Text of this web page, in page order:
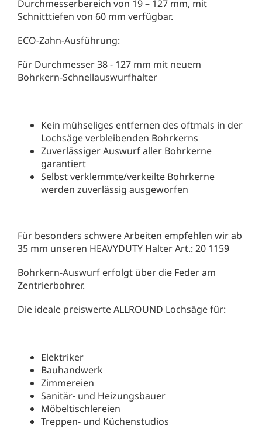
Durchmesserbereich von 19 – 127 mm, mit
Schnitttiefen von 60 mm verfügbar.
ECO-Zahn-Ausführung:
Für Durchmesser 38 - 127 mm mit neuem
Bohrkern-Schnellauswurfhalter
Kein mühseliges entfernen des oftmals in der
Lochsäge verbleibenden Bohrkerns
Zuverlässiger Auswurf aller Bohrkerne
garantiert
Selbst verklemmte/verkeilte Bohrkerne
werden zuverlässig ausgeworfen
Für besonders schwere Arbeiten empfehlen wir ab
35 mm unseren HEAVYDUTY Halter Art.: 20 1159
Bohrkern-Auswurf erfolgt über die Feder am
Zentrierbohrer.
Die ideale preiswerte ALLROUND Lochsäge für:
Elektriker
Bauhandwerk
Zimmereien
Sanitär- und Heizungsbauer
Möbeltischlereien
Treppen- und Küchenstudios